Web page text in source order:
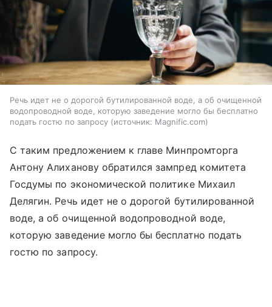
Речь идет не о дорогой бутилированной воде, а об очищенной
водопроводной воде, которую заведение могло бы бесплатно
подать гостю по запросу
источник: Magnific.com
С таким предложением к главе Минпромторга
Антону Алиханову обратился зампред комитета
Госдумы по экономической политике Михаил
Делягин. Речь идет не о дорогой бутилированной
воде, а об очищенной водопроводной воде,
которую заведение могло бы бесплатно подать
гостю по запросу.